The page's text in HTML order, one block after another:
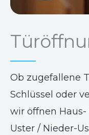
Ob zugefallene
Schlüssel oder
wir öffnen
Uster / Nieder-